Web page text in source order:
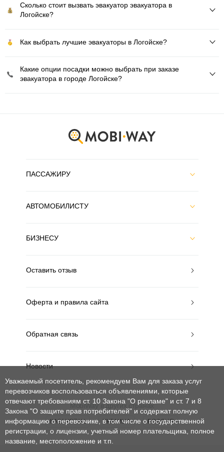
Сколько стоит вызвать эвакуатор эвакуатора в
Логойске?
Как выбрать лучшие эвакуаторы в Логойске?
Какие опции посадки можно выбрать при заказе
эвакуатора в городе Логойске?
ПАССАЖИРУ
АВТОМОБИЛИСТУ
БИЗНЕСУ
Оставить отзыв
Оферта и правила сайта
Обратная связь
Новости
MobiWay в других странах
КАЗАХСТАН УКРАИНА РОССИЯ
Уважаемый посетитель, рекомендуем Вам для заказа услуг
перевозчиков воспользоваться объявлениями, которые
отвечают требованиям ст. 10 Закона "О рекламе" и ст. 7 и 8
Закона "О защите прав потребителей" и содержат полную
информацию о перевозчике, в том числе о государственной
регистрации, о лицензии, учетный номер плательщика, полное
название, местоположение и т.п.